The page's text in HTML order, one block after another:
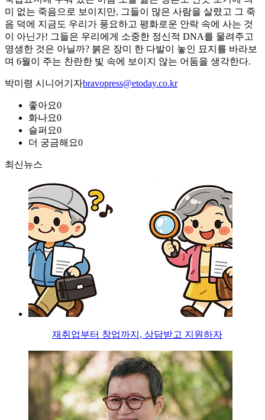
미 없는 죽음으로 보이지만, 그들이 많은 사람을 살렸고 그 죽
음 덕에 지금도 우리가 풍요하고 평화로운 안락 속에 사는 것
이 아닌가! 그들은 우리에게 소중한 정신적 DNA를 물려주고
영생한 것은 아닐까? 붉은 장미 한 다발이 놓인 묘지를 바라보
며 6월이 주는 찬란한 빛 속에 보이지 않는 어둠을 생각한다.
박미령 시니어기자bravopress@etoday.co.kr
좋아요0
화나요0
슬퍼요0
더 궁금해요0
최신뉴스
재취업부터 창업까지, 상담받고 지원하자